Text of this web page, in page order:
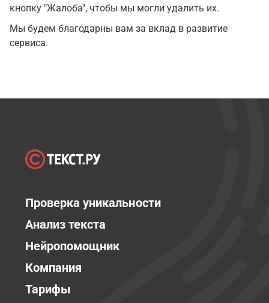
кнопку "Жалоба", чтобы мы могли удалить их.
Мы будем благодарны вам за вклад в развитие
сервиса.
Проверка уникальности
Анализ текста
Нейропомощник
Компания
Тарифы